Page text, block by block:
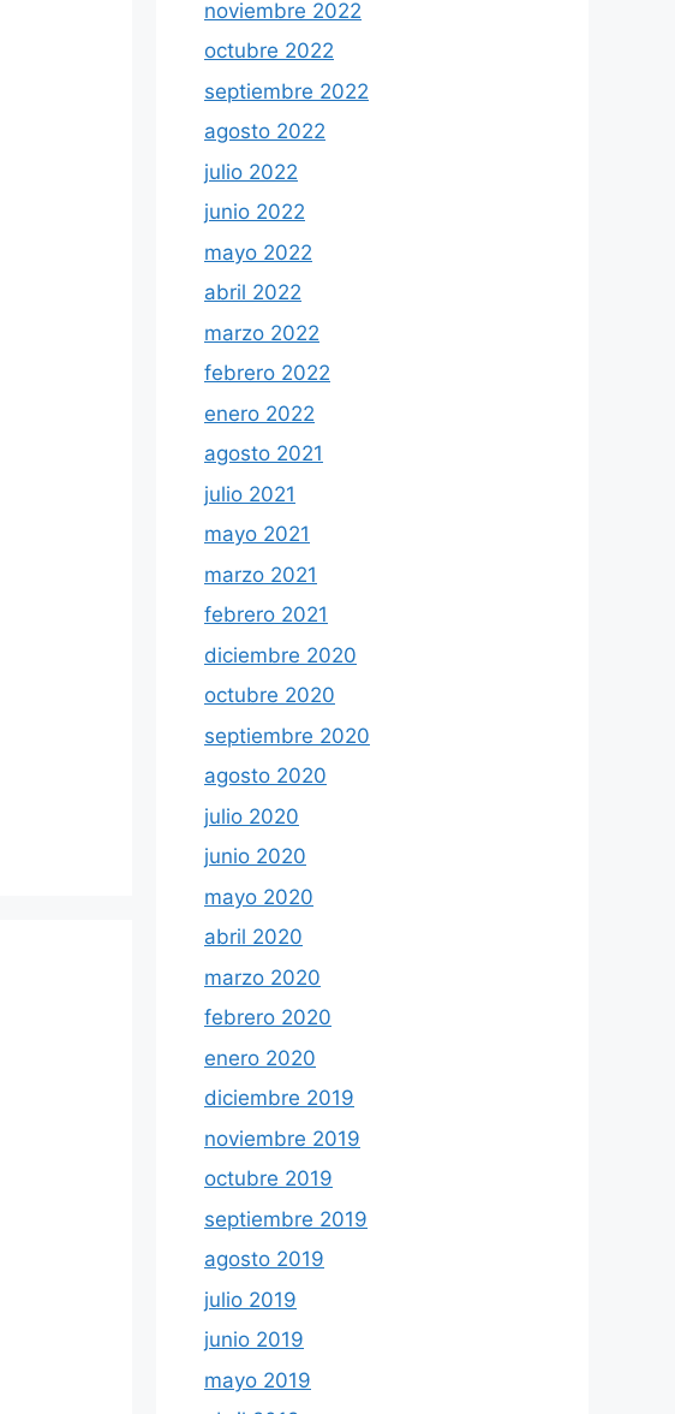
noviembre 2022
octubre 2022
septiembre 2022
agosto 2022
julio 2022
junio 2022
mayo 2022
abril 2022
marzo 2022
febrero 2022
enero 2022
agosto 2021
julio 2021
mayo 2021
marzo 2021
febrero 2021
diciembre 2020
octubre 2020
septiembre 2020
agosto 2020
julio 2020
junio 2020
mayo 2020
abril 2020
marzo 2020
febrero 2020
enero 2020
diciembre 2019
noviembre 2019
octubre 2019
septiembre 2019
agosto 2019
julio 2019
junio 2019
mayo 2019